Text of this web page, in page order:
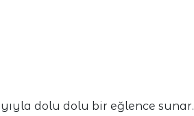
dolu dolu bir eğlence sunar.